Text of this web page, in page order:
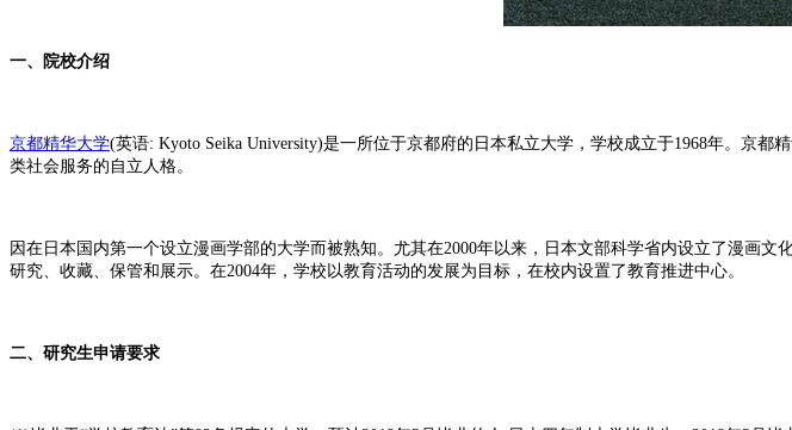
一、院校介绍
京都精华大学(英语: Kyoto Seika University)是一所位于京都府的日本私立大学，学校成立于1968年。京
类社会服务的自立人格。
因在日本国内第一个设立漫画学部的大学而被熟知。尤其在2000年以来，日本文部科学省内设立了漫画
研究、收藏、保管和展示。在2004年，学校以教育活动的发展为目标，在校内设置了教育推进中心。
二、研究生申请要求